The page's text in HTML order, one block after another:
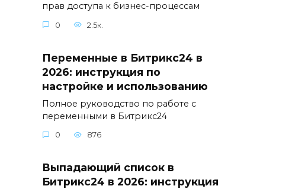
прав доступа к бизнес-процессам
0 2.5к.
Переменные в Битрикс24 в
2026: инструкция по
настройке и использованию
Полное руководство по работе с
переменными в Битрикс24
0 876
Выпадающий список в
Битрикс24 в 2026: инструкция